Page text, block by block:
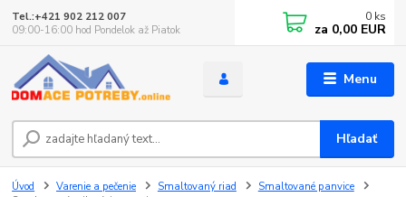
Menu
Hľadať
Tel.:+421 902 212 007
09:00-16:00 hod Pondelok až Piatok
0 ks
za 0,00 EUR
Úvod Varenie a pečenie Smaltovaný riad
Smaltované panvice